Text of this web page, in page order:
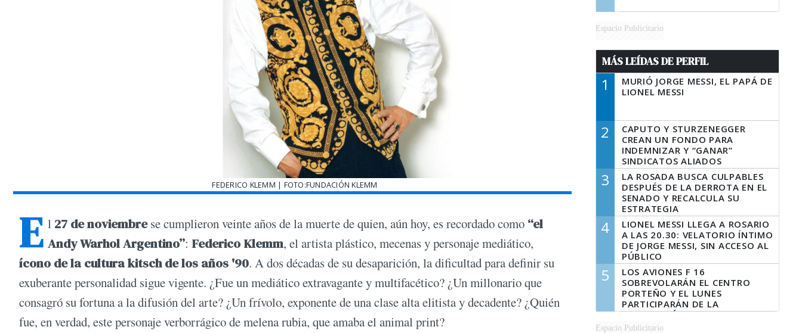
FEDERICO KLEMM | FOTO:FUNDACIÓN KLEMM
E l 27 de noviembrese cumplieron veinte años de la muerte de quien, aún hoy, es recordado como “el
Andy Warhol Argentino”: Federico Klemm, el artista plástico, mecenas y personaje mediático,
ícono de la cultura kitsch de los años '90. A dos décadas de su desaparición, la dificultad para definir su
exuberante personalidad sigue vigente. ¿Fue un mediático extravagante y multifacético? ¿Un millonario que
consagró su fortuna a la difusión del arte? ¿Un frívolo, exponente de una clase alta elitista y decadente? ¿Quién
fue, en verdad, este personaje verborrágico de melena rubia, que amaba el animal print?
Espacio Publicitario
MÁS LEÍDAS DE PERFIL
1
MURIÓ JORGE MESSI, EL PAPÁ DE
LIONEL MESSI
2
CAPUTO Y STURZENEGGER
CREAN UN FONDO PARA
INDEMNIZAR Y “GANAR”
SINDICATOS ALIADOS
3
LA ROSADA BUSCA CULPABLES
DESPUÉS DE LA DERROTA EN EL
SENADO Y RECALCULA SU
ESTRATEGIA
4
LIONEL MESSI LLEGA A ROSARIO
A LAS 20.30: VELATORIO ÍNTIMO
DE JORGE MESSI, SIN ACCESO AL
PÚBLICO
5
LOS AVIONES F 16
SOBREVOLARÁN EL CENTRO
PORTEÑO Y EL LUNES
PARTICIPARÁN DE LA
CELEBRACIÓN DE LA FUERZA
AÉREA
Espacio Publicitario